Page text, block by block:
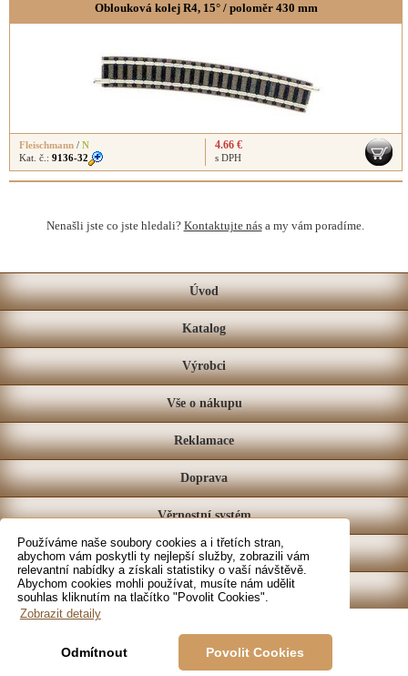
Používáme naše soubory cookies a i třetích stran,
abychom vám poskytli ty nejlepší služby, zobrazili vám
relevantní nabídky a získali statistiky o vaší návštěvě.
Abychom cookies mohli používat, musíte nám udělit
souhlas kliknutím na tlačítko "Povolit Cookies".
Zobrazit detaily
Odmítnout Povolit Cookies
Oblouková kolej R4, 15° / poloměr 430 mm
Fleischmann / N
Kat. č.: 9136-32
4.66 €
s DPH
Nenašli jste co jste hledali? Kontaktujte nása my vám poradíme.
Úvod
Katalog
Výrobci
Vše o nákupu
Reklamace
Doprava
Věrnostní systém
Prodejna
Kontakt